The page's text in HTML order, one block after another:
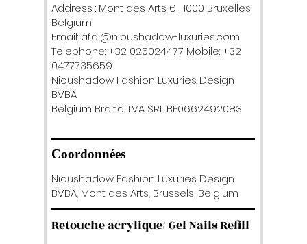
Address : Mont des Arts 6 , 1000 Bruxelles
Belgium
Email: afal@nioushadow-luxuries.com
Telephone: +32 025024477 Mobile: +32
0477735659
Nioushadow Fashion Luxuries Design
BVBA
Belgium Brand TVA SRL BE0662492083
Coordonnées
Nioushadow Fashion Luxuries Design
BVBA, Mont des Arts, Brussels, Belgium
Retouche acrylique/ Gel Nails Refill